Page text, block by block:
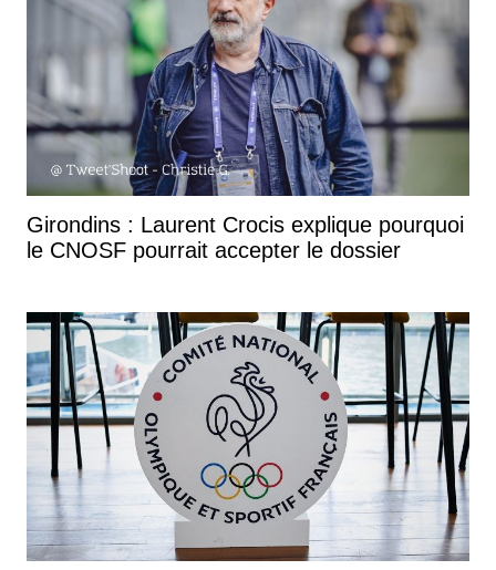
Girondins : Laurent Crocis explique pourquoi
le CNOSF pourrait accepter le dossier